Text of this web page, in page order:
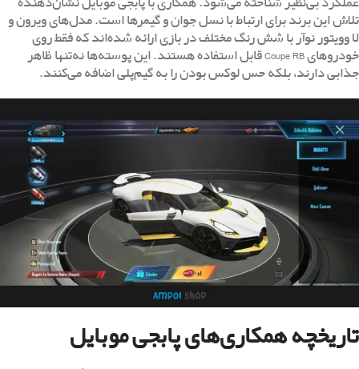
تلاش این برند برای ارتباط با نسل جوان و گیمرها است. مدل‌های ویرون و
لا وویتور نوآر با شش رنگ مختلف در بازی ارائه شده‌اند که فقط روی
خودروهای Coupe RB قابل استفاده هستند. این پوسته‌ها نه‌تنها ظاهر
جذابی دارند، بلکه حس لوکس بودن را به گیم‌پلی اضافه می‌کنند.
تاریخچه همکاری‌های پابجی موبایل